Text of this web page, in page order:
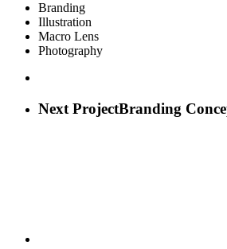
Branding
Illustration
Macro Lens
Photography
Next ProjectBranding